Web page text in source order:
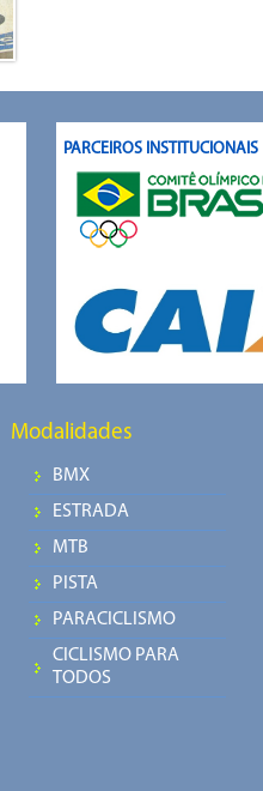
PARCEIROS
Modalidades
BMX
ESTRADA
MTB
PISTA
PARACICLISMO
CICLISMO PARA
TODOS